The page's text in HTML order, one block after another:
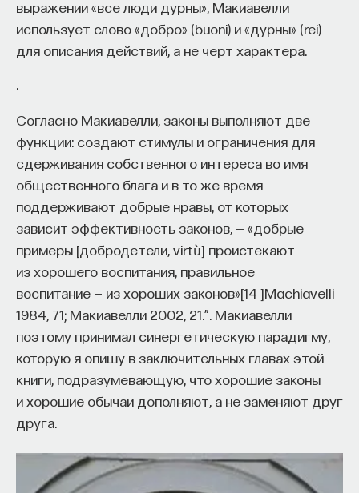
выражении «все люди дурны», Макиавелли
использует слово «добро» (buoni) и «дурны» (rei)
для описания действий, а не черт характера.
Согласно Макиавелли, законы выполняют две
функции: создают стимулы и ограничения для
сдерживания собственного интереса во имя
общественного блага и в то же время
поддерживают добрые нравы, от которых
зависит эффективность законов, — «добрые
примеры [добродетели, virtù] проистекают
из хорошего воспитания, правильное
воспитание — из хороших законов»[14 ]Machiavelli
1984, 71; Макиавелли 2002, 21.” . Макиавелли
поэтому принимал синергетическую парадигму,
которую я опишу в заключительных главах этой
книги, подразумевающую, что хорошие законы
и хорошие обычаи дополняют, а не заменяют друг
друга.